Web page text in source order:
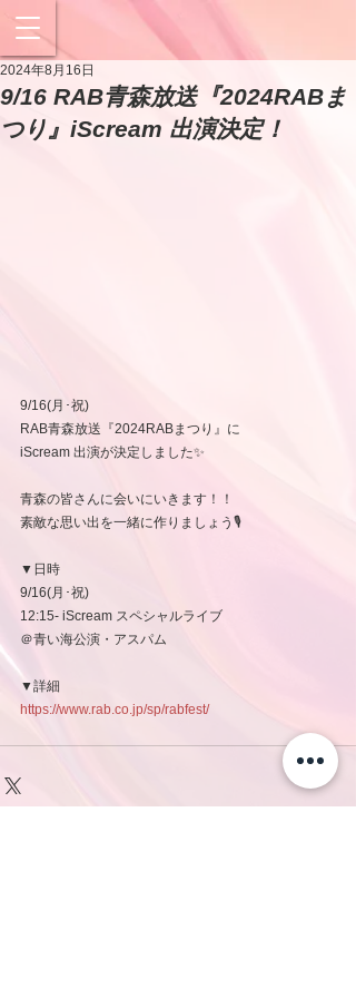
9/16 RAB青森放送『2024RABま
つり』iScream 出演決定！
2024年8月16日
9/16(月･祝)
RAB青森放送『2024RABまつり』に
iScream 出演が決定しました✨
青森の皆さんに会いにいきます！！
素敵な思い出を一緒に作りましょう🎙️
▼日時
9/16(月･祝)
12:15- iScream スペシャルライブ
＠青い海公演・アスパム
▼詳細
https://www.rab.co.jp/sp/rabfest/